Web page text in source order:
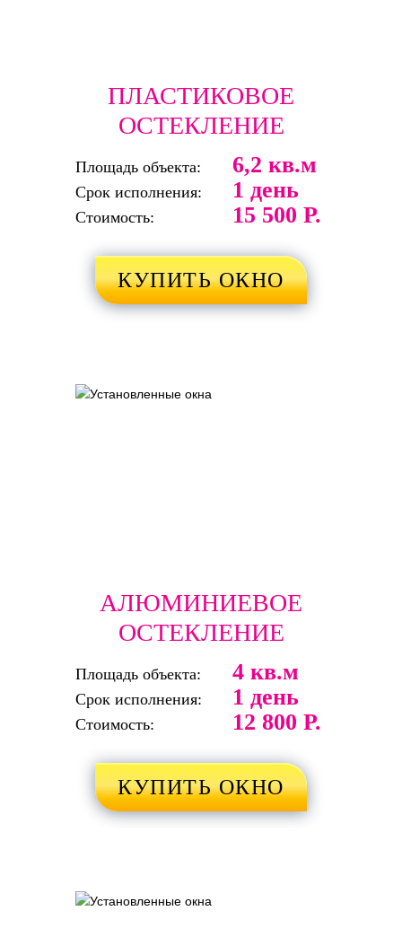
ПЛАСТИКОВОЕ
ОСТЕКЛЕНИЕ
Площадь объекта: 6,2 кв.м
Срок исполнения: 1 день
Стоимость: 15 500 Р.
КУПИТЬ ОКНО
АЛЮМИНИЕВОЕ
ОСТЕКЛЕНИЕ
Площадь объекта: 4 кв.м
Срок исполнения: 1 день
Стоимость: 12 800 Р.
КУПИТЬ ОКНО